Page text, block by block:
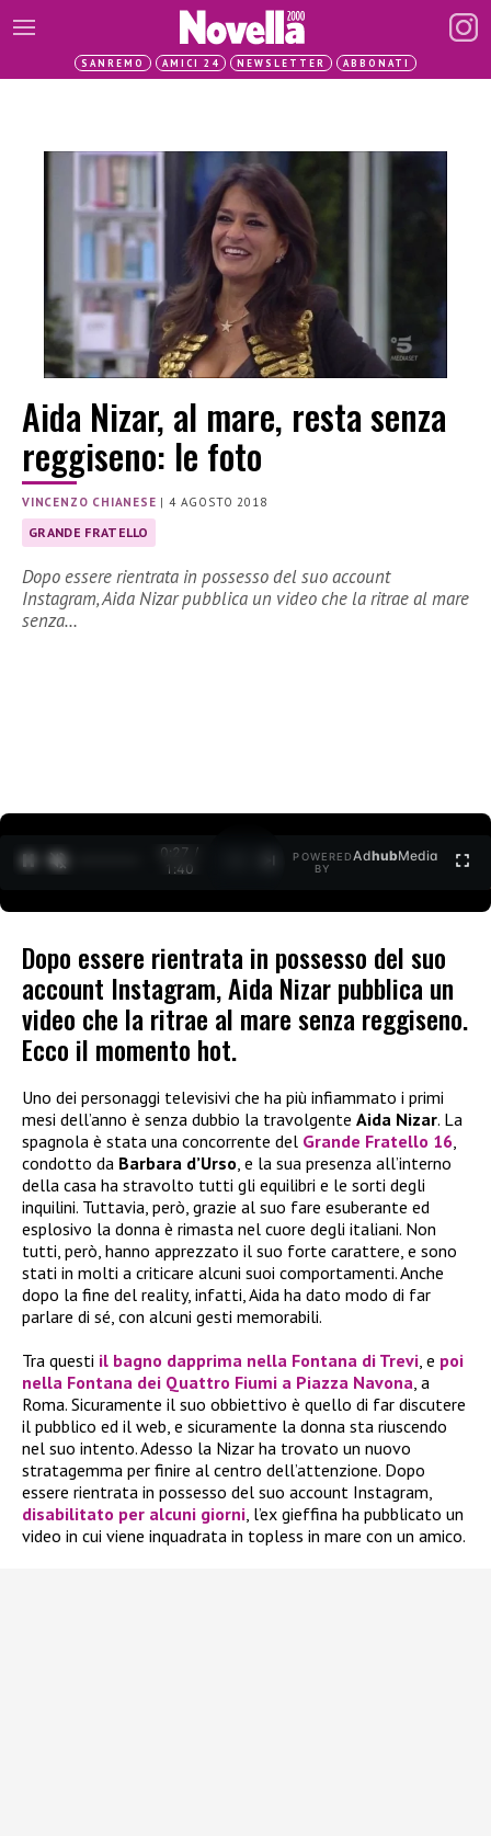
SANREMO AMICI 24 NEWSLETTER ABBONATI
Aida Nizar, al mare, resta senza
reggiseno: le foto
VINCENZO CHIANESE |4 AGOSTO 2018
GRANDE FRATELLO
Dopo essere rientrata in possesso del suo account
Instagram, Aida Nizar pubblica un video che la ritrae al mare
senza…
0:27 /
1:40
POWERED
BY
AdhubMedia
Dopo essere rientrata in possesso del suo
account Instagram, Aida Nizar pubblica un
video che la ritrae al mare senza reggiseno.
Ecco il momento hot.
Uno dei personaggi televisivi che ha più infiammato i primi
mesi dell’anno è senza dubbio la travolgente Aida Nizar. La
spagnola è stata una concorrente del Grande Fratello 16
condotto da Barbara d’Urso , e la sua presenza all’interno
della casa ha stravolto tutti gli equilibri e le sorti degli
inquilini. Tuttavia, però, grazie al suo fare esuberante ed
esplosivo la donna è rimasta nel cuore degli italiani. Non
tutti, però, hanno apprezzato il suo forte carattere, e sono
stati in molti a criticare alcuni suoi comportamenti. Anche
dopo la fine del reality, infatti, Aida ha dato modo di far
parlare di sé, con alcuni gesti memorabili.
Tra questi il bagno dapprima nella Fontana di Trevi , e poi
nella Fontana dei Quattro Fiumi a Piazza Navona , a
Roma. Sicuramente il suo obbiettivo è quello di far discutere
il pubblico ed il web, e sicuramente la donna sta riuscendo
nel suo intento. Adesso la Nizar ha trovato un nuovo
stratagemma per finire al centro dell’attenzione. Dopo
essere rientrata in possesso del suo account Instagram,
disabilitato per alcuni giorni , l’ex gieffina ha pubblicato un
video in cui viene inquadrata in topless in mare con un amico.